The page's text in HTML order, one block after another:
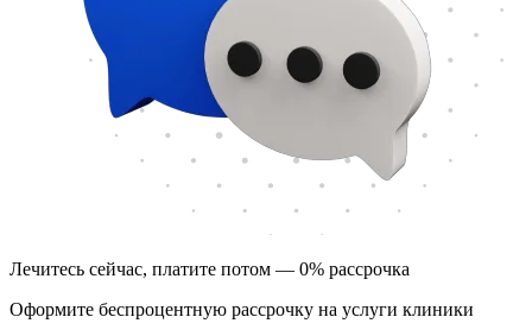
Лечитесь сейчас, платите потом — 0% рассрочка
Оформите беспроцентную рассрочку на услуги клиники